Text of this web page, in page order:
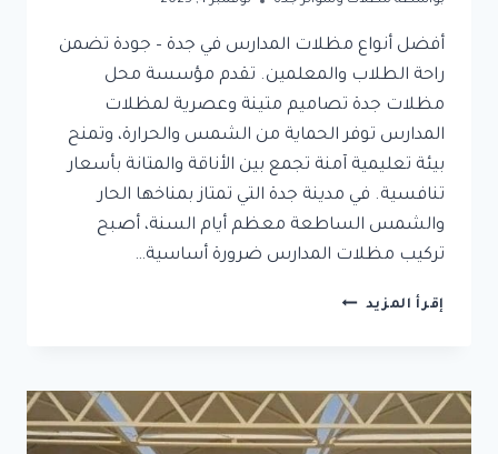
أفضل أنواع مظلات المدارس في جدة – جودة تضمن
راحة الطلاب والمعلمين. تقدم مؤسسة محل
مظلات جدة تصاميم متينة وعصرية لمظلات
المدارس توفر الحماية من الشمس والحرارة، وتمنح
بيئة تعليمية آمنة تجمع بين الأناقة والمتانة بأسعار
تنافسية. في مدينة جدة التي تمتاز بمناخها الحار
والشمس الساطعة معظم أيام السنة، أصبح
تركيب مظلات المدارس ضرورة أساسية…
إقرأ المزيد أفضل
في
جدة
–